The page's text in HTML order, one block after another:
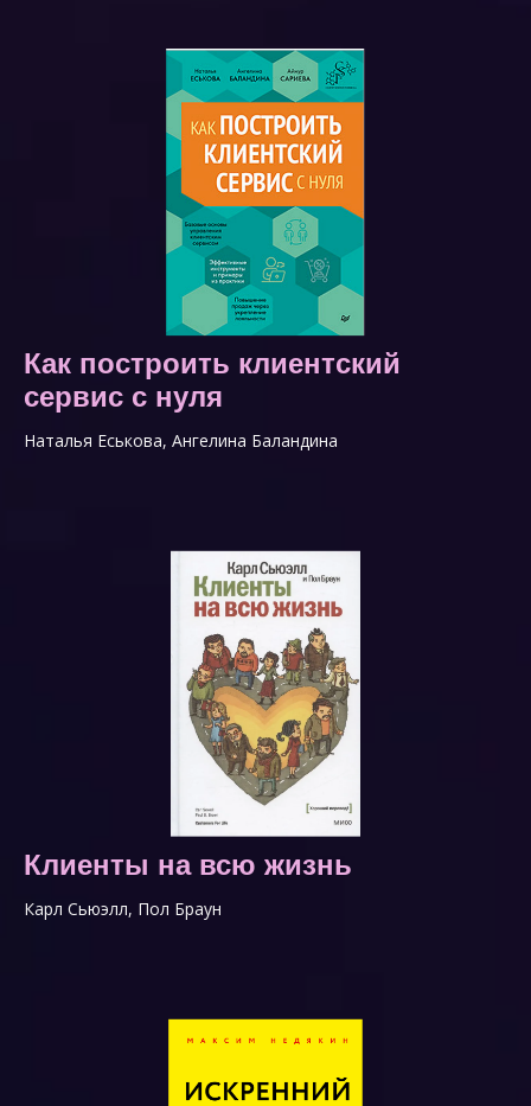
Как построить клиентский
сервис с нуля
Наталья Еськова, Ангелина Баландина
Клиенты на всю жизнь
Карл Сьюэлл, Пол Браун